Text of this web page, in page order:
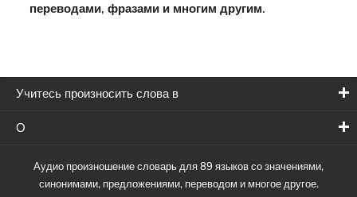
переводами, фразами и многим другим.
Учитесь произносить слова в
О
Аудио произношение словарь для 89 языков со значениями,
синонимами, предложениями, переводом и многое другое.